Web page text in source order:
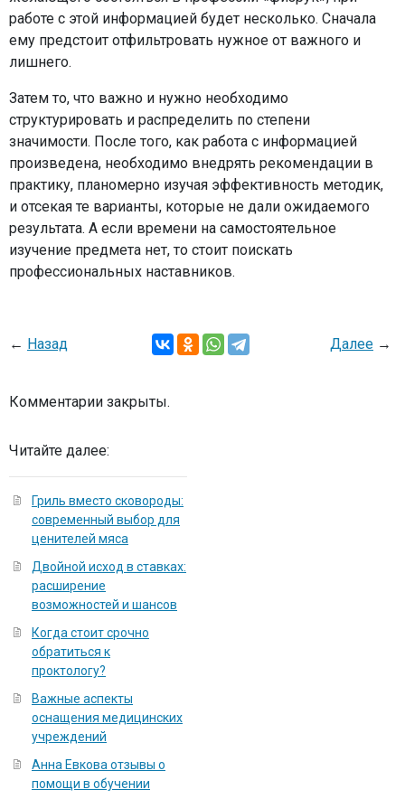
работе с этой информацией будет несколько. Сначала
ему предстоит отфильтровать нужное от важного и
лишнего.
Затем то, что важно и нужно необходимо
структурировать и распределить по степени
значимости. После того, как работа с информацией
произведена, необходимо внедрять рекомендации в
практику, планомерно изучая эффективность методик,
и отсекая те варианты, которые не дали ожидаемого
результата. А если времени на самостоятельное
изучение предмета нет, то стоит поискать
профессиональных наставников.
← Назад Далее →
Комментарии закрыты.
Читайте далее:
Гриль вместо сковороды:
современный выбор для
ценителей мяса
Двойной исход в ставках:
расширение
возможностей и шансов
Когда стоит срочно
обратиться к
проктологу?
Важные аспекты
оснащения медицинских
учреждений
Анна Евкова отзывы о
помощи в обучении